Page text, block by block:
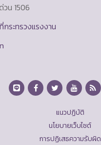
วน 1506
กระทรวงแรงงาน
แนวปฏิบัติ
นโยบายเว็บไซต์
การปฏิเสธความรับผิด